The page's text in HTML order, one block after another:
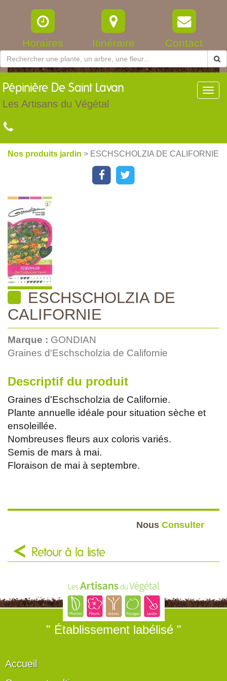
Horaires Itinéraire Contact
Pépinière De Saint Lavan
Les Artisans du Végétal
Nos produits jardin > ESCHSCHOLZIA DE CALIFORNIE
ESCHSCHOLZIA DE
CALIFORNIE
Marque : GONDIAN
Graines d'Eschscholzia de Californie
Descriptif du produit
Graines d'Eschscholzia de Californie.
Plante annuelle idéale pour situation sèche et
ensoleillée.
Nombreuses fleurs aux coloris variés.
Semis de mars à mai.
Floraison de mai à septembre.
Nous Consulter
Retour à la liste
" Établissement labélisé "
Accueil